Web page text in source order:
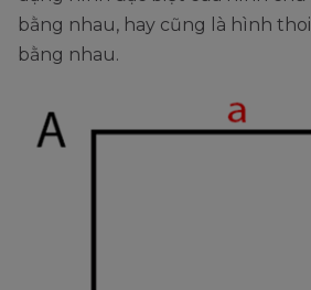
bằng nhau, hay cũng là hình
bằng nhau.